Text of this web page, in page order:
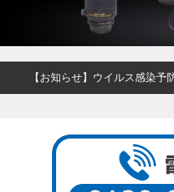
【お知らせ】ウイルス感染